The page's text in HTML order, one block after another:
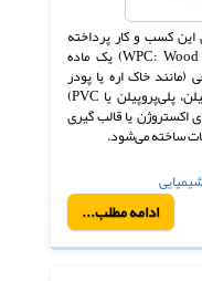
کسب و کار پرداخته
است. چوب پلاست (WPC: Wood Plastic Composite) یک ماده
خاک ‌اره یا پودر
چوب) و پلیمر های پلاستیکی (مانند پلی ‌اتیلن، پلی‌پروپیلن یا PVC)
اکستروژن یا قالب‌ گیری
ساخته می‌شود.
ادامه مطلب...